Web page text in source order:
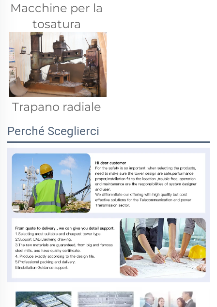
Macchine per la
tosatura
Trapano radiale
Perché Sceglierci